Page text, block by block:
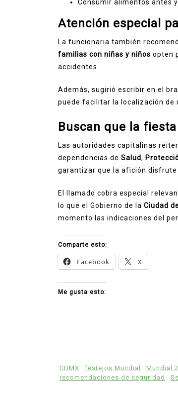
Consumir alimentos antes
Atención especial
La funcionaria también
familias con niñas y niños opten
accidentes.
Además, sugirió escribir en el
puede facilitar la localización de
Buscan que la
Las autoridades capitalinas
dependencias de Salud,
garantizar que la afición disfrute
El llamado cobra especial
lo que el Gobierno de la Ciudad
momento las indicaciones del
Comparte esto:
Facebook X
Me gusta esto:
CDMX festejos Mundial Mundial
recomendaciones de seguridad